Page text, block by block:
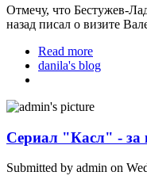
Отмечу, что Бестужев-
назад писал о визите
Read more
danila's blog
Сериал "Касл" - за
Submitted by admin on